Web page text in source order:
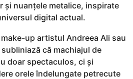
și nuanțele metalice, inspirate
digital actual.
up artistul Andreea Ali sau
că machiajul de
doar spectaculos, ci și
orele îndelungate petrecute